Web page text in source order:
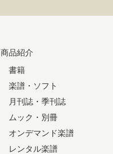
商品紹介
書籍
楽譜・ソフト
月刊誌・季刊誌
ムック・別冊
オンデマンド楽譜
レンタル楽譜